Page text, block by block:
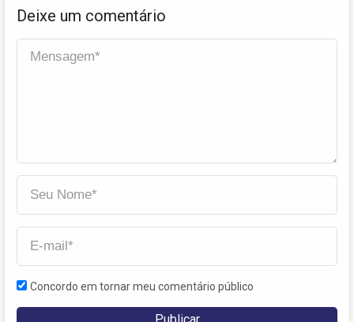
Deixe um comentário
Concordo em tornar meu comentário público